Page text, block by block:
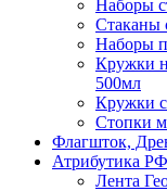
Наборы
Стаканы
Наборы
Кружки
500мл
Кружки с
Стопки
Флагшток,
Атрибутика РФ
Лента